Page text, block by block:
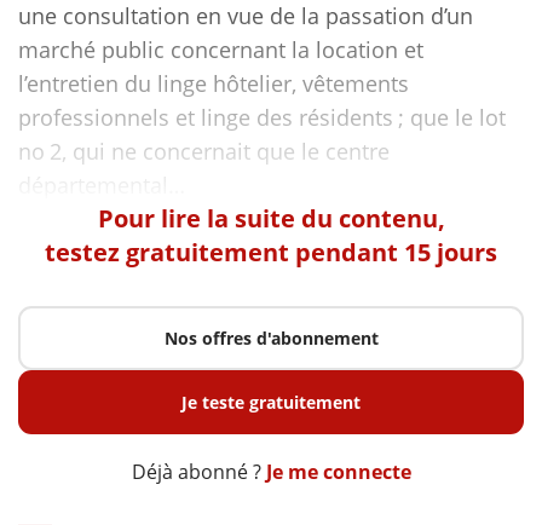
une consultation en vue de la passation d’un
marché public concernant la location et
l’entretien du linge hôtelier, vêtements
professionnels et linge des résidents ; que le lot
no 2, qui ne concernait que le centre
Pour lire la suite du contenu,
testez gratuitement pendant 15 jours
Nos offres d'abonnement
Je teste gratuitement
Déjà abonné ? Je me connecte